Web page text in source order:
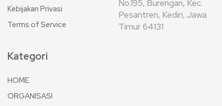
Kebijakan Privasi
Terms of Service
No.195, Burengan, Kec.
Pesantren, Kediri, Jawa
Timur 64131
Kategori
HOME
ORGANISASI